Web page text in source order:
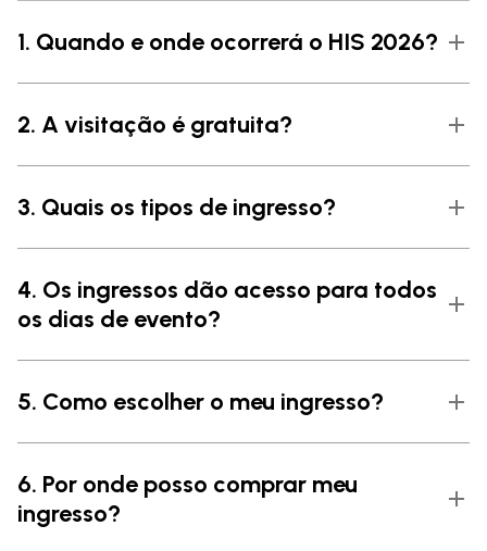
1. Quando e onde ocorrerá o HIS 2026?
2. A visitação é gratuita?
3. Quais os tipos de ingresso?
4. Os ingressos dão acesso para todos
os dias de evento?
5. Como escolher o meu ingresso?
6. Por onde posso comprar meu
ingresso?